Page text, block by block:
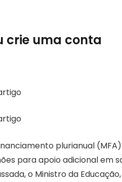
crie uma conta
plurianual
para apoio adicional em
o Ministro da